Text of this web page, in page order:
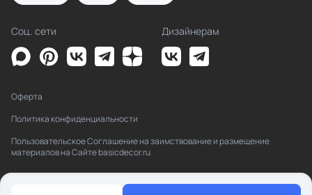
Соц. сети Дизайнерам
Оферта
Политика конфиденциальности
Пользовательское Соглашение на заимствование и размещение
материалов на Сайте basicdecor.ru